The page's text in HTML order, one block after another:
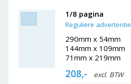
1/8 pagina
Reguliere advertentie
290mm x 54mm
144mm x 109mm
71mm x 219mm
208,- excl. BTW